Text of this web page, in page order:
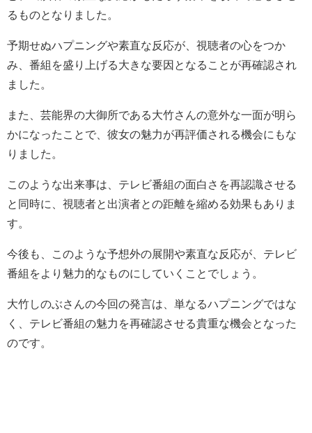
るものとなりました。
予期せぬハプニングや素直な反応が、視聴者の心をつか
み、番組を盛り上げる大きな要因となることが再確認され
ました。
また、芸能界の大御所である大竹さんの意外な一面が明ら
かになったことで、彼女の魅力が再評価される機会にもな
りました。
このような出来事は、テレビ番組の面白さを再認識させる
と同時に、視聴者と出演者との距離を縮める効果もありま
す。
今後も、このような予想外の展開や素直な反応が、テレビ
番組をより魅力的なものにしていくことでしょう。
大竹しのぶさんの今回の発言は、単なるハプニングではな
く、テレビ番組の魅力を再確認させる貴重な機会となった
のです。